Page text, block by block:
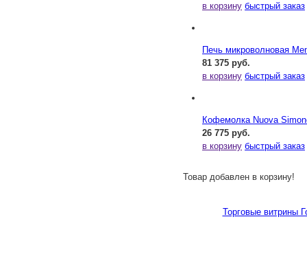
в корзину быстрый заказ
Печь микроволновая
81 375 руб.
в корзину быстрый заказ
Кофемолка Nuova
26 775 руб.
в корзину быстрый заказ
Товар добавлен в корзину!
Торговые витрины